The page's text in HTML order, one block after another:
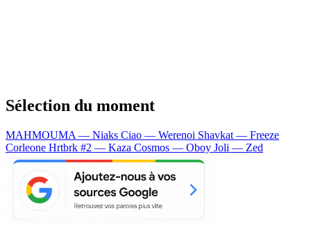
Sélection du moment
MAHMOUMA — Niaks Ciao — Werenoi Shavkat — Freeze
Corleone Hrtbrk #2 — Kaza Cosmos — Oboy Joli — Zed